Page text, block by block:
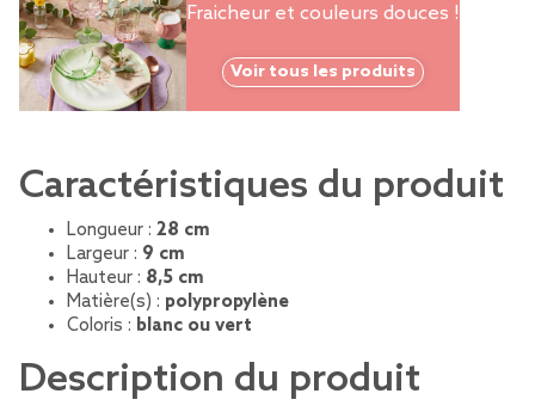
Fraicheur et couleurs douces !
Voir tous les produits
Caractéristiques du produit
Longueur : 28 cm
Largeur : 9 cm
Hauteur : 8,5 cm
Matière(s) : polypropylène
Coloris : blanc ou vert
Description du produit